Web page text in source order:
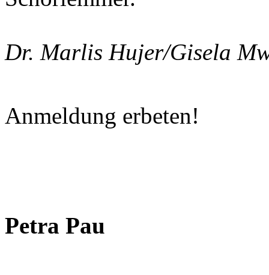
Dr. Marlis Hujer/Gisela
Anmeldung erbeten!
Petra Pau